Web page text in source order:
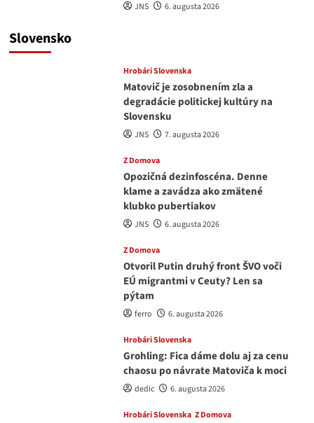
JNS 6. augusta 2026
Slovensko
Hrobári Slovenska
Matovič je zosobnením zla a
degradácie politickej kultúry na
Slovensku
JNS 7. augusta 2026
Z Domova
Opozičná dezinfoscéna. Denne
klame a zavádza ako zmätené
klubko pubertiakov
JNS 6. augusta 2026
Z Domova
Otvoril Putin druhý front ŠVO voči
EÚ migrantmi v Ceuty? Len sa
pýtam
ferro 6. augusta 2026
Hrobári Slovenska
Grohling: Fica dáme dolu aj za cenu
chaosu po návrate Matoviča k moci
dedic 6. augusta 2026
Hrobári Slovenska Z Domova